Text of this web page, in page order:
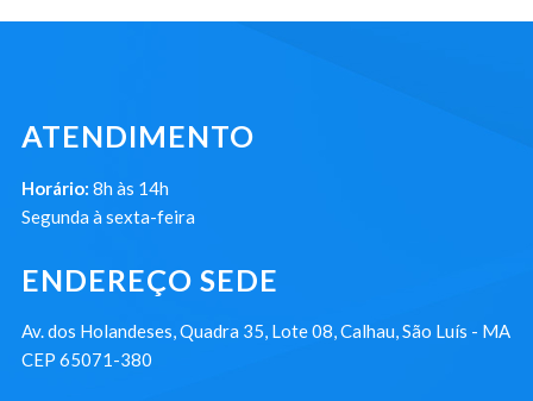
ATENDIMENTO
Horário: 8h às 14h
Segunda à sexta-feira
ENDEREÇO SEDE
Av. dos Holandeses, Quadra 35, Lote 08, Calhau, São Luís - MA
CEP 65071-380